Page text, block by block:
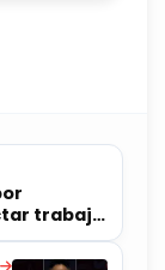
trabajo